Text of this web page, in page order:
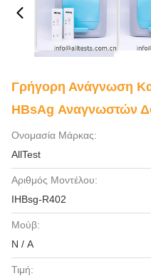
Γρήγορη Ανάγνωση
HBsAg Αναγνωστών
Ονομασία Μάρκας:
AllTest
Αριθμός Μοντέλου:
IHBsg-R402
Μούβ:
N / A
Τιμή: